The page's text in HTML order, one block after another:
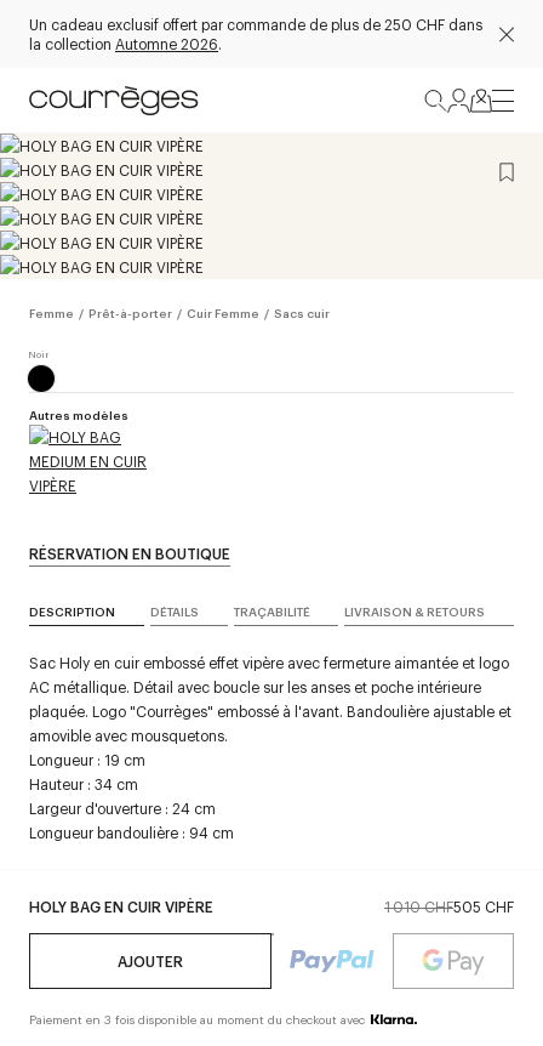
Un cadeau exclusif offert par commande de plus de 250 CHF dans
la collection Automne 2026.
Femme / Prêt-à-porter / Cuir Femme / Sacs cuir
HOLY BAG EN CUIR VIPÈRE 1 010 CHF505 CHF
AJOUTER
Paiement en 3 fois disponible au moment du checkout avec
RÉSERVATION EN BOUTIQUE
Autres modèles
DESCRIPTION DÉTAILS TRAÇABILITÉ LIVRAISON & RETOURS
Sac Holy en cuir embossé effet vipère avec fermeture aimantée et logo
AC métallique. Détail avec boucle sur les anses et poche intérieure
plaquée. Logo "Courrèges" embossé à l'avant. Bandoulière ajustable et
amovible avec mousquetons.
Longueur : 19 cm
Hauteur : 34 cm
Largeur d'ouverture : 24 cm
Longueur bandoulière : 94 cm